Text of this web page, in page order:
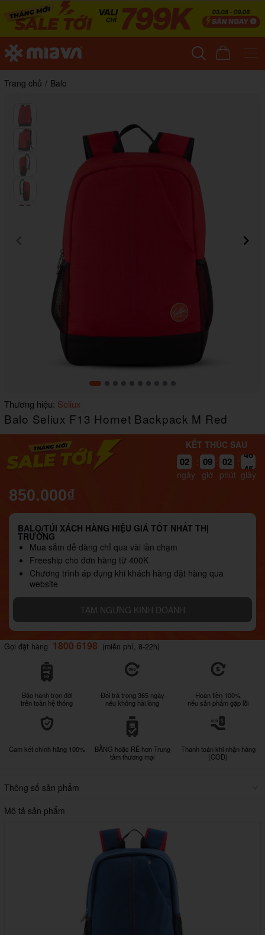
Trang chủ / Balo
Item
1
of
Thương hiệu: Seliux
Balo Seliux F13 Hornet Backpack M Red
KẾT THÚC SAU
02
ngày
: 09
giờ
: 02
phút
:
45
44
giây
850.000₫
BALO/TÚI XÁCH HÀNG HIỆU GIÁ TỐT NHẤT THỊ
TRƯỜNG
Mua sắm dễ dàng chỉ qua vài lần chạm
Freeship cho đơn hàng từ 400K
Chương trình áp dụng khi khách hàng đặt hàng qua
website
TẠM NGƯNG KINH DOANH
Gọi đặt hàng 1800 6198 (miễn phí, 8-22h)
Bảo hành trọn đời
trên toàn hệ thống
Đổi trả trong 365 ngày
nếu không hài lòng
Hoàn tiền 100%
nếu sản phẩm gặp lỗi
Cam kết chính hãng 100%
BẰNG hoặc RẺ hơn Trung
tâm thương mại
Thanh toán khi nhận hàng
(COD)
Thông số sản phẩm
Mô tả sản phẩm